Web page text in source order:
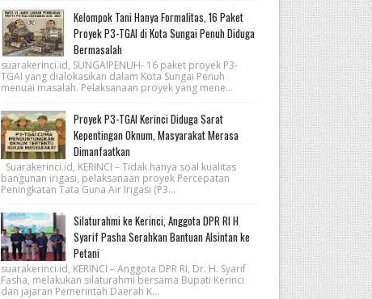
Kelompok Tani Hanya Formalitas, 16 Paket
Proyek P3-TGAI di Kota Sungai Penuh Diduga
Bermasalah
suarakerinci.id, SUNGAIPENUH- 16 paket proyek P3-
TGAI yang dialokasikan dalam Kota Sungai Penuh
menuai masalah. Pelaksanaan proyek yang mene...
Proyek P3-TGAI Kerinci Diduga Sarat
Kepentingan Oknum, Masyarakat Merasa
Dimanfaatkan
Suarakerinci.id, KERINCI – Tidak hanya soal kualitas
bangunan irigasi, pelaksanaan proyek Percepatan
Peningkatan Tata Guna Air Irigasi (P3...
Silaturahmi ke Kerinci, Anggota DPR RI H
Syarif Pasha Serahkan Bantuan Alsintan ke
Petani
suarakerinci.id, KERINCI – Anggota DPR RI, Dr. H. Syarif
Fasha, melakukan silaturahmi bersama Bupati Kerinci
dan jajaran Pemerintah Daerah K...